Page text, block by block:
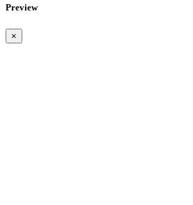
Preview
×